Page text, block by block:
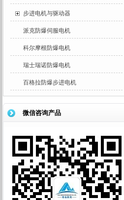
步进电机与驱动器
派克防爆伺服电机
科尔摩根防爆电机
瑞士瑞诺防爆电机
百格拉防爆步进电机
微信咨询产品